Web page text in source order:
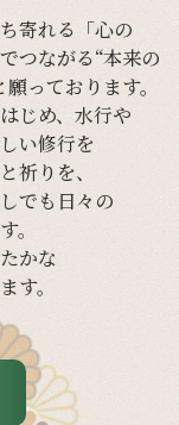
寄れる 「心の
つながる“本来の
願っております。
はじめ、 水行や
い修行を
祈りを、
でも 日々の
。
かな
す。